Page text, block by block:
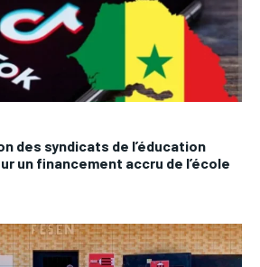
des syndicats de l’éducation
un financement accru de l’école